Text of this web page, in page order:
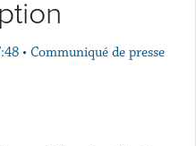
• Communiqué de presse